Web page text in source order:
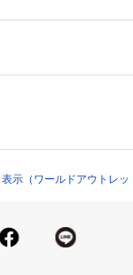
ゼット素材。
膨らみ感、ドレープ
りも色味が違って見
示（ワールドアウトレッ